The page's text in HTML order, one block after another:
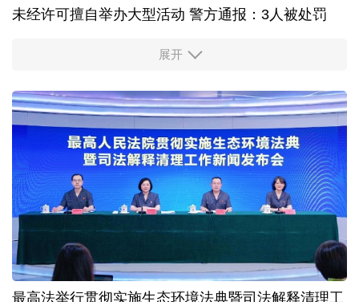
未经许可擅自举办大型活动 警方通报：3人被处罚
中国多地出台带薪休假新政 释放消费潜力
入境游火热 前7月北京离境退税各项数据均创新高
我国自阿根廷进口的牛肉已达到规定数量的50%
上半年我国黄金消费量511.412吨，同比增长1.23%
AI客服承诺不实、人工客服接入困难 中消协回应
数据有了“身份证” 我国正稳步推进数据产权登记
展开
最高法举行贯彻实施生态环境法典暨司法解释清理工